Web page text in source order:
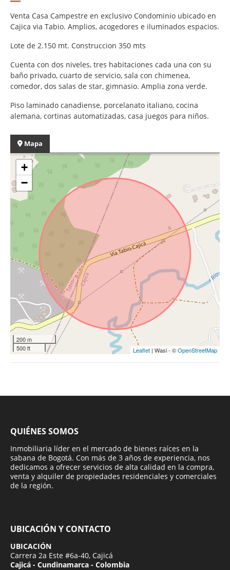
Venta Casa Campestre en exclusivo Condominio ubicado en
Cajica via Tabio. Amplios, acogedores e iluminados espacios.
Lote de 2.150 mt. Construccion 350 mts
Cuenta con dos niveles, tres habitaciones cada una con su
baño privado, cuarto de servicio, sala con chimenea,
comedor, dos salas de star, gimnasio. Amplia zona verde.
Piso laminado canadiense, porcelanato italiano, cocina
alemana, cortinas automatizadas, casa juegos para niños.
Mapa
+
−
200 m
500 ft
Leaflet | Wasi - ©OpenStreetMap
QUIÉNES SOMOS
Inmobiliaria líder en el mercado de bienes raíces en la
sabana de Bogotá. Con más de 3 años de experiencia, nos
dedicamos a ofrecer servicios de alta calidad en la compra,
venta y alquiler de propiedades residenciales y comerciales
de la región.
UBICACIÓN Y CONTACTO
UBICACIÓN
Carrera 2a Este #6a-40, Cajicá
Cajicá - Cundinamarca - Colombia